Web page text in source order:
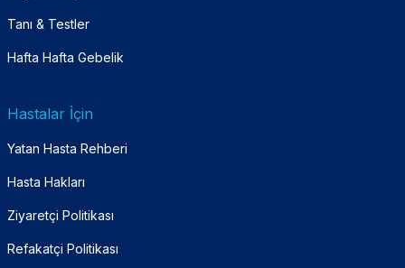
Tanı & Testler
Hafta Hafta Gebelik
Hastalar İçin
Yatan Hasta Rehberi
Hasta Hakları
Ziyaretçi Politikası
Refakatçi Politikası